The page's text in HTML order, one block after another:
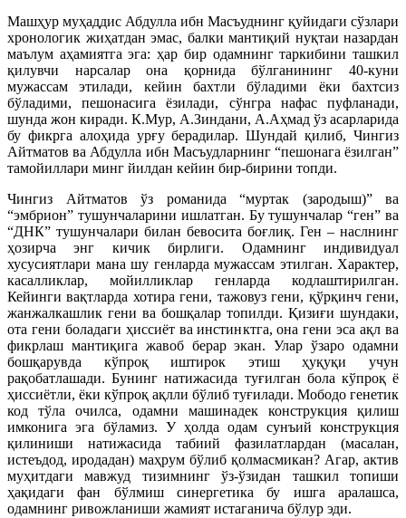
Машҳур муҳаддис Абдулла ибн Масъуднинг қуйидаги сўзлари
хронологик жиҳатдан эмас, балки мантиқий нуқтаи назардан
маълум аҳамиятга эга: ҳар бир одамнинг таркибини ташкил
қилувчи нарсалар она қорнида бўлганининг 40-куни
мужассам этилади, кейин бахтли бўладими ёки бахтсиз
бўладими, пешонасига ёзилади, сўнгра нафас пуфланади,
шунда жон киради. К.Мур, А.Зиндани, А.Аҳмад ўз асарларида
бу фикрга алоҳида урғу берадилар. Шундай қилиб, Чингиз
Айтматов ва Абдулла ибн Масъудларнинг “пешонага ёзилган”
тамойиллари минг йилдан кейин бир-бирини топди.
Чингиз Айтматов ўз романида “муртак (зародыш)” ва
“эмбрион” тушунчаларини ишлатган. Бу тушунчалар “ген” ва
“ДНК” тушунчалари билан бевосита боғлиқ. Ген – наслнинг
ҳозирча энг кичик бирлиги. Одамнинг индивидуал
хусусиятлари мана шу генларда мужассам этилган. Характер,
касалликлар, мойилликлар генларда кодлаштирилган.
Кейинги вақтларда хотира гени, тажовуз гени, қўрқинч гени,
жанжалкашлик гени ва бошқалар топилди. Қизиғи шундаки,
ота гени боладаги ҳиссиёт ва инстинктга, она гени эса ақл ва
фикрлаш мантиқига жавоб берар экан. Улар ўзаро одамни
бошқарувда кўпроқ иштирок этиш ҳуқуқи учун
рақобатлашади. Бунинг натижасида туғилган бола кўпроқ ё
ҳиссиётли, ёки кўпроқ ақлли бўлиб туғилади. Мободо генетик
код тўла очилса, одамни машинадек конструкция қилиш
имконига эга бўламиз. У ҳолда одам сунъий конструкция
қилиниши натижасида табиий фазилатлардан (масалан,
истеъдод, иродадан) маҳрум бўлиб қолмасмикан? Агар, актив
муҳитдаги мавжуд тизимнинг ўз-ўзидан ташкил топиши
ҳақидаги фан бўлмиш синергетика бу ишга аралашса,
одамнинг ривожланиши жамият истаганича бўлур эди.